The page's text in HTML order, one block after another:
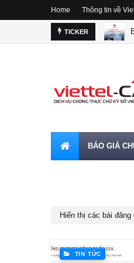
Home Thông tin về
TICKER
BÁO GIÁ
Hiển thị các bài đăng
TIN TỨC